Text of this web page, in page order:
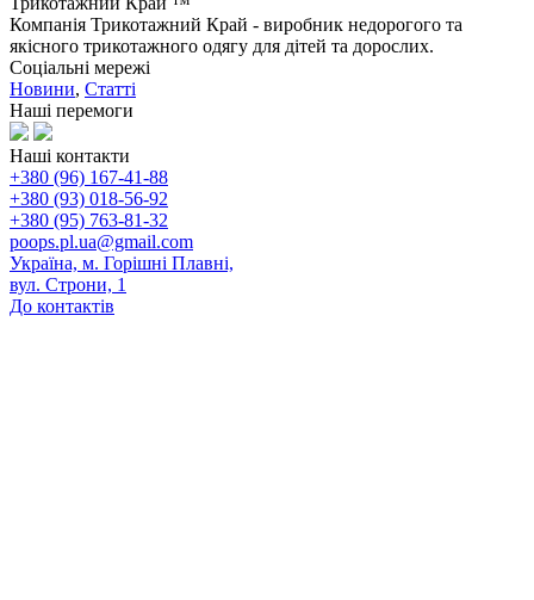
Компанія Трикотажний Край - виробник недорогого та
якісного трикотажного одягу для дітей та дорослих.
Соціальні мережі
Новини, Статті
Наші перемоги
Наші контакти
+380 (96) 167-41-88
+380 (93) 018-56-92
+380 (95) 763-81-32
poops.pl.ua@gmail.com
Україна, м. Горішні Плавні,
вул. Строни, 1
До контактів